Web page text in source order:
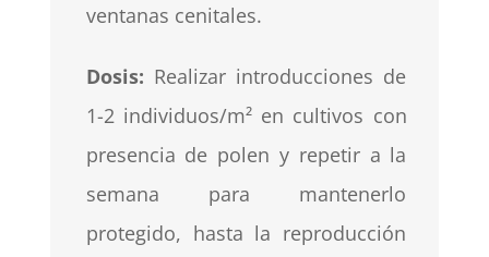
ventanas cenitales.
Dosis: Realizar introducciones de
1-2 individuos/m² en cultivos con
presencia de polen y repetir a la
semana para mantenerlo
protegido, hasta la reproducción